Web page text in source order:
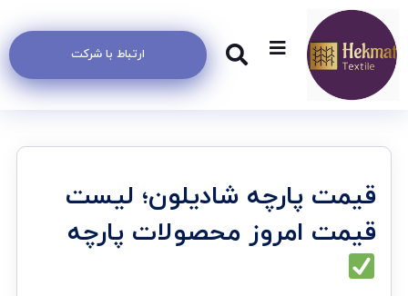
ارتباط با شرکت
قیمت پارچه شادیلون؛ لیست
قیمت امروز محصولات پارچه